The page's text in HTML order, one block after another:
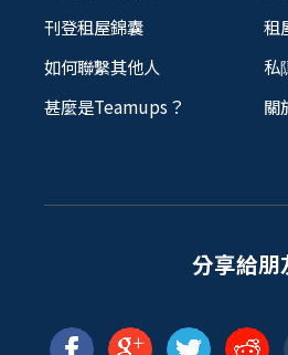
刊登租屋錦囊
如何聯繫其他人
甚麼是Teamups？
租
私
關
分享給朋